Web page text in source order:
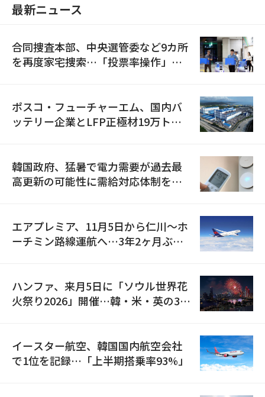
最新ニュース
合同捜査本部、中央選管委など9カ所
を再度家宅捜索…「投票率操作」の
ポスコ・フューチャーエム、国内バ
ッテリー企業とLFP正極材19万トン
韓国政府、猛暑で電力需要が過去最
高更新の可能性に需給対応体制を点
エアプレミア、11月5日から仁川〜ホ
ーチミン路線運航へ…3年2ヶ月ぶり
ハンファ、来月5日に「ソウル世界花
火祭り2026」開催…韓・米・英の3カ
イースター航空、韓国国内航空会社
で1位を記録…「上半期搭乗率93%」